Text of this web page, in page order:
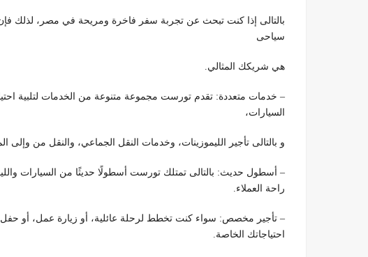
بالتالى إذا كنت تبحث عن تجربة سفر فاخرة ومريحة في مصر، لذلك
سياحى
هي شريكك المثالي.
– خدمات متعددة: تقدم تورست مجموعة متنوعة من الخدمات لتلبية
السيارات،
و بالتالى تأجير الليموزينات، وخدمات النقل الجماعي، والنقل من وإلى
– أسطول حديث: بالتالى تمتلك تورست أسطولًا حديثًا من السيارات
راحة العملاء.
– تأجير مخصص: سواء كنت تخطط لرحلة عائلية، أو زيارة عمل، أو
احتياجاتك الخاصة.